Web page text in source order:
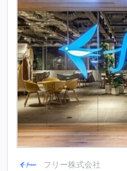
フリー株式会社